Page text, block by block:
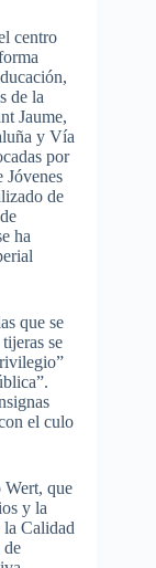
centro
de la
Jaume,
y Vía
por
Jóvenes
de
ha
que se
se
el culo
Wert, que
y la
Calidad
de